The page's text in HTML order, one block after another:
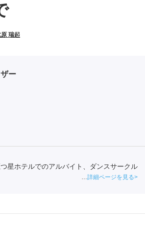
瑞起
ー
星ホテルでのアルバイト、ダンスサークル
詳細ページを見る